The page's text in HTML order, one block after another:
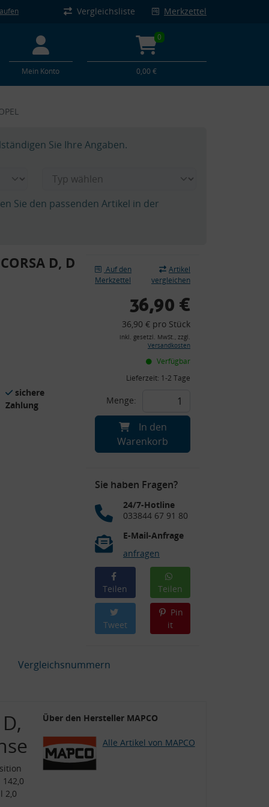
Vergleichsliste Merkzettel
Mein Konto
0
0,00 €
Sie Ihre Angaben.
Sie den passenden Artikel in der
D, D
sichere
Zahlung
Auf den
Merkzettel
Artikel
vergleichen
36,90 €
36,90 € pro Stück
inkl. gesetzl. MwSt., zzgl.
Versandkosten
Verfügbar
Lieferzeit: 1-2 Tage
Menge:
In den
Warenkorb
Sie haben Fragen?
24/7-Hotline
033844 67 91 80
E-Mail-Anfrage
anfragen
Teilen Teilen
Tweet
Pin
it
Vergleichsnummern
2,0
Über den Hersteller MAPCO
Alle Artikel von MAPCO